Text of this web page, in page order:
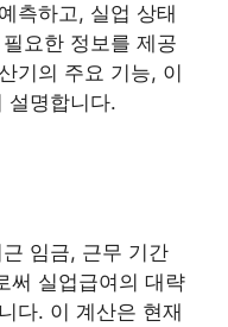
측하고, 실업 상태
요한 정보를 제공
기의 주요 기능, 이
설명합니다.
임금, 근무 기간
써 실업급여의 대략
다. 이 계산은 현재